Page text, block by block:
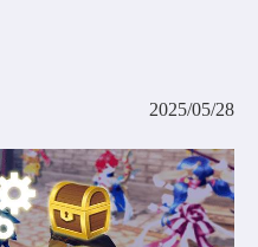
2025/05/28